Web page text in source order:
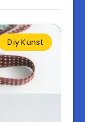
Diy Kunst